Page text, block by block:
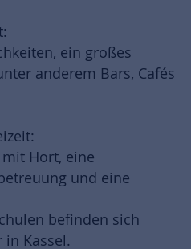
ein großes
anderem Bars, Cafés
Hort, eine
und eine
befinden sich
Kassel.